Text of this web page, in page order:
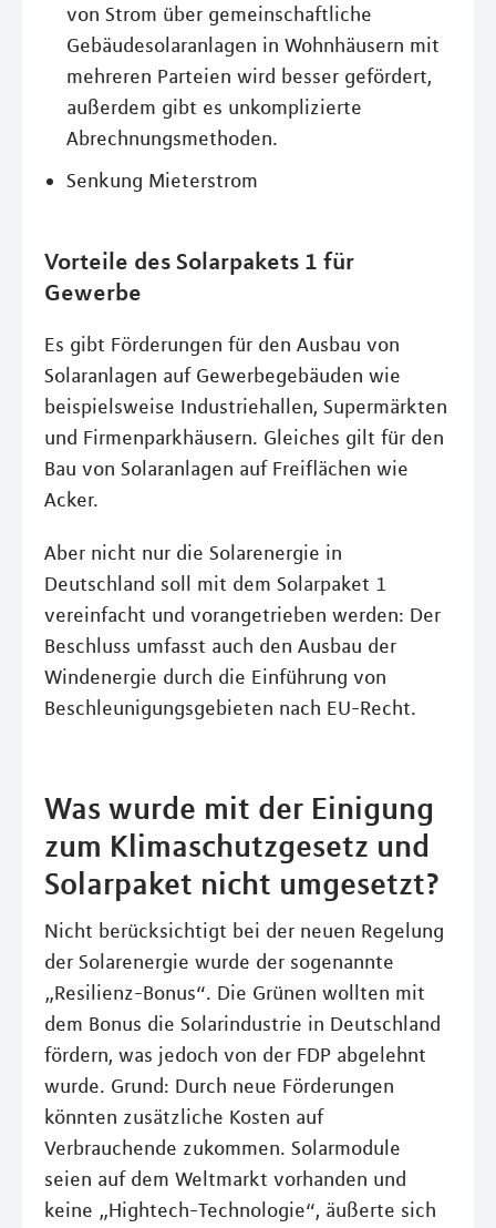
von Strom über gemeinschaftliche
Gebäudesolaranlagen in Wohnhäusern mit
mehreren Parteien wird besser gefördert,
außerdem gibt es unkomplizierte
Abrechnungsmethoden.
Senkung Mieterstrom
Vorteile des Solarpakets 1 für
Gewerbe
Es gibt Förderungen für den Ausbau von
Solaranlagen auf Gewerbegebäuden wie
beispielsweise Industriehallen, Supermärkten
und Firmenparkhäusern. Gleiches gilt für den
Bau von Solaranlagen auf Freiflächen wie
Acker.
Aber nicht nur die Solarenergie in
Deutschland soll mit dem Solarpaket 1
vereinfacht und vorangetrieben werden: Der
Beschluss umfasst auch den Ausbau der
Windenergie durch die Einführung von
Beschleunigungsgebieten nach EU-Recht.
Was wurde mit der Einigung
zum Klimaschutzgesetz und
Solarpaket nicht umgesetzt?
Nicht berücksichtigt bei der neuen Regelung
der Solarenergie wurde der sogenannte
„Resilienz-Bonus“. Die Grünen wollten mit
dem Bonus die Solarindustrie in Deutschland
fördern, was jedoch von der FDP abgelehnt
wurde. Grund: Durch neue Förderungen
könnten zusätzliche Kosten auf
Verbrauchende zukommen. Solarmodule
seien auf dem Weltmarkt vorhanden und
keine „Hightech-Technologie“, äußerte sich